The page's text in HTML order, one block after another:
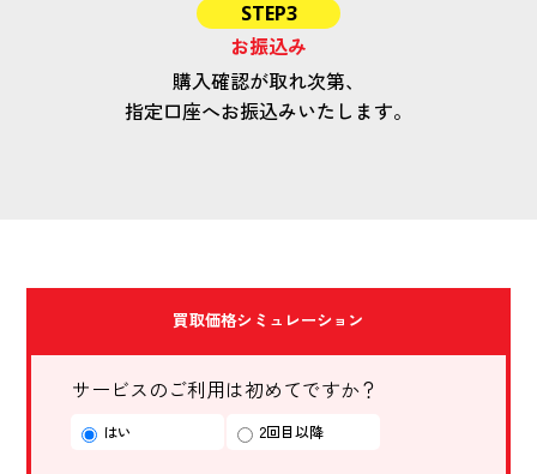
STEP3
お振込み
購入確認が取れ次第、
指定口座へお振込みいたします。
買取価格シミュレーション
サービスのご利用は初めてですか？
はい 2回目以降